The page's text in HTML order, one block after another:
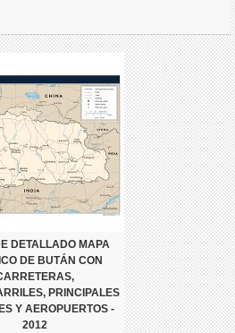
DETALLADO MAPA
DE BUTÁN CON
PRINCIPALES
Y AEROPUERTOS -
2012